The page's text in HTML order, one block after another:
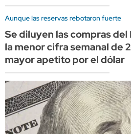
Aunque las reservas rebotaron fuerte
Se diluyen las compras
la menor cifra semanal de
mayor apetito por el dólar